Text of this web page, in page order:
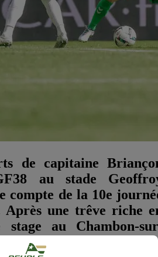
de capitaine
au stade
compte de la 10e
une trêve riche
au Chambon-
de l'équipe veut